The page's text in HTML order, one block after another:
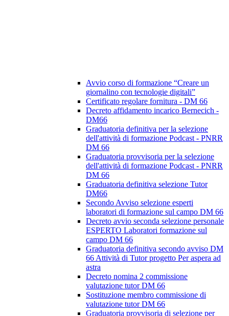
Avvio corso di formazione “Creare un
giornalino con tecnologie digitali”
Certificato regolare fornitura - DM 66
Decreto affidamento incarico Bernecich -
DM66
Graduatoria definitiva per la selezione
dell'attività di formazione Podcast - PNRR
DM 66
Graduatoria provvisoria per la selezione
dell'attività di formazione Podcast - PNRR
DM 66
Graduatoria definitiva selezione Tutor
DM66
Secondo Avviso selezione esperti
laboratori di formazione sul campo DM 66
Decreto avvio seconda selezione personale
ESPERTO Laboratori formazione sul
campo DM 66
Graduatoria definitiva secondo avviso DM
66 Attività di Tutor progetto Per aspera ad
astra
Decreto nomina 2 commissione
valutazione tutor DM 66
Sostituzione membro commissione di
valutazione tutor DM 66
Graduatoria provvisoria di selezione per